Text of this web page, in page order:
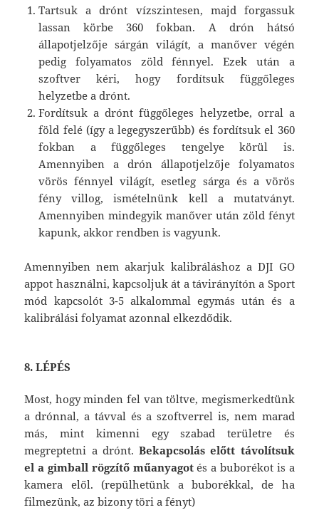
Tartsuk a drónt vízszintesen, majd forgassuk
lassan körbe 360 fokban. A drón hátsó
állapotjelzője sárgán világít, a manőver végén
pedig folyamatos zöld fénnyel. Ezek után a
szoftver kéri, hogy fordítsuk függőleges
helyzetbe a drónt.
Fordítsuk a drónt függőleges helyzetbe, orral a
föld felé (így a legegyszerűbb) és fordítsuk el 360
fokban a függőleges tengelye körül is.
Amennyiben a drón állapotjelzője folyamatos
vörös fénnyel világít, esetleg sárga és a vörös
fény villog, ismételnünk kell a mutatványt.
Amennyiben mindegyik manőver után zöld fényt
kapunk, akkor rendben is vagyunk.
Amennyiben nem akarjuk kalibráláshoz a DJI GO
appot használni, kapcsoljuk át a távirányítón a Sport
mód kapcsolót 3-5 alkalommal egymás után és a
kalibrálási folyamat azonnal elkezdődik.
8. LÉPÉS
Most, hogy minden fel van töltve, megismerkedtünk
a drónnal, a távval és a szoftverrel is, nem marad
más, mint kimenni egy szabad területre és
megreptetni a drónt.Bekapcsolás előtt távolítsuk
el a gimball rögzítő műanyagotés a buborékot is a
kamera elől. (repülhetünk a buborékkal, de ha
filmezünk, az bizony töri a fényt)